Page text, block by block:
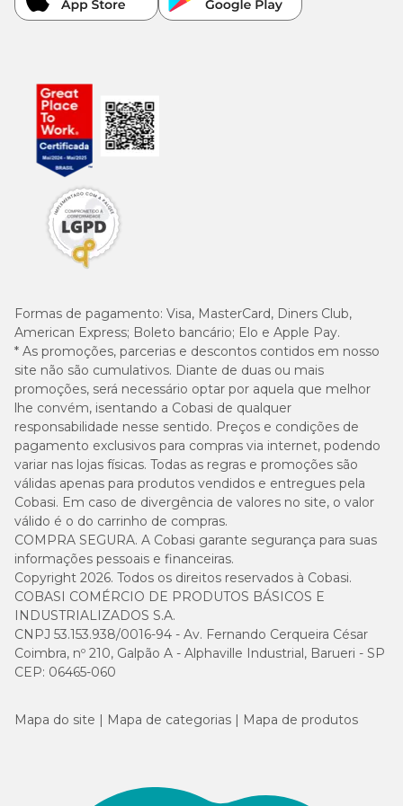
Formas de pagamento: Visa, MasterCard, Diners Club,
American Express; Boleto bancário; Elo e Apple Pay.
* As promoções, parcerias e descontos contidos em nosso
site não são cumulativos. Diante de duas ou mais
promoções, será necessário optar por aquela que melhor
lhe convém, isentando a Cobasi de qualquer
responsabilidade nesse sentido. Preços e condições de
pagamento exclusivos para compras via internet, podendo
variar nas lojas físicas. Todas as regras e promoções são
válidas apenas para produtos vendidos e entregues pela
Cobasi. Em caso de divergência de valores no site, o valor
válido é o do carrinho de compras.
COMPRA SEGURA. A Cobasi garante segurança para suas
informações pessoais e financeiras.
Copyright 2026. Todos os direitos reservados à Cobasi.
COBASI COMÉRCIO DE PRODUTOS BÁSICOS E
INDUSTRIALIZADOS S.A.
CNPJ 53.153.938/0016-94 - Av. Fernando Cerqueira César
Coimbra, nº 210, Galpão A - Alphaville Industrial, Barueri - SP
CEP: 06465-060
Mapa do site Mapa de categorias Mapa de produtos